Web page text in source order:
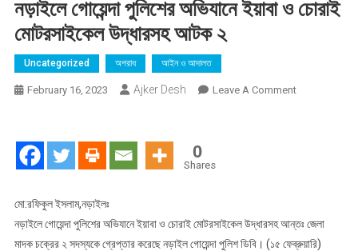
নড়াইলে গোয়েন্দা পুলিশের অভিযানে ইয়াবা ও চোরাই
মোটরসাইকেল উদ্ধারসহ আটক ২
Uncategorized অপরাধ আইন ও আদালত
February 16, 2023 Ajker Desh Leave A CommentOn
মোটরসাইকেল
0
Shares
মো:রফিকুল ইসলাম,নড়াইলঃ
নড়াইলে গোয়েন্দা পুলিশের অভিযানে ইয়াবা ও চোরাই মোটরসাইকেল উদ্ধারসহ আন্তঃ জেলা
মাদক চক্রের ২ সদস্যকে গ্রেপ্তার করেছে নড়াইল গোয়েন্দা পুলিশ ডিবি। (১৫ ফেব্রুয়ারি)